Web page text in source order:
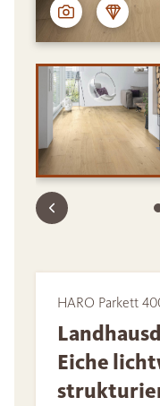
HARO Parkett
Eiche